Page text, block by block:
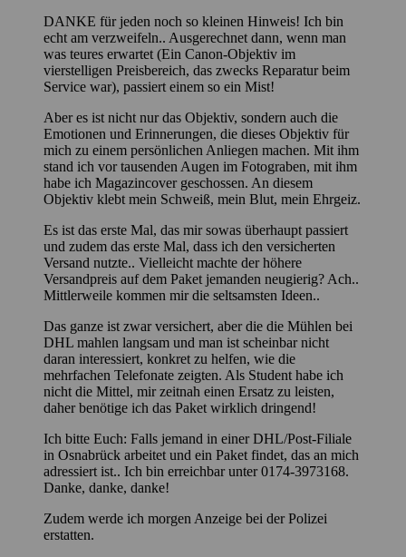
DANKE für jeden noch so kleinen Hinweis! Ich bin
echt am verzweifeln.. Ausgerechnet dann, wenn man
was teures erwartet (Ein Canon-Objektiv im
vierstelligen Preisbereich, das zwecks Reparatur beim
Service war), passiert einem so ein Mist!
Aber es ist nicht nur das Objektiv, sondern auch die
Emotionen und Erinnerungen, die dieses Objektiv für
mich zu einem persönlichen Anliegen machen. Mit ihm
stand ich vor tausenden Augen im Fotograben, mit ihm
habe ich Magazincover geschossen. An diesem
Objektiv klebt mein Schweiß, mein Blut, mein Ehrgeiz.
Es ist das erste Mal, das mir sowas überhaupt passiert
und zudem das erste Mal, dass ich den versicherten
Versand nutzte.. Vielleicht machte der höhere
Versandpreis auf dem Paket jemanden neugierig? Ach..
Mittlerweile kommen mir die seltsamsten Ideen..
Das ganze ist zwar versichert, aber die die Mühlen bei
DHL mahlen langsam und man ist scheinbar nicht
daran interessiert, konkret zu helfen, wie die
mehrfachen Telefonate zeigten. Als Student habe ich
nicht die Mittel, mir zeitnah einen Ersatz zu leisten,
daher benötige ich das Paket wirklich dringend!
Ich bitte Euch: Falls jemand in einer DHL/Post-Filiale
in Osnabrück arbeitet und ein Paket findet, das an mich
adressiert ist.. Ich bin erreichbar unter 0174-3973168.
Danke, danke, danke!
Zudem werde ich morgen Anzeige bei der Polizei
erstatten.